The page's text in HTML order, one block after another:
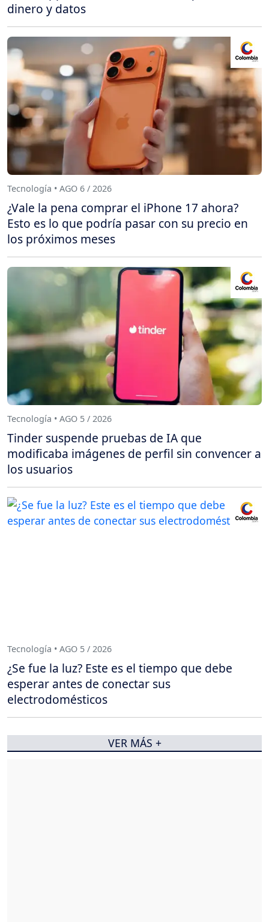
dinero y datos
Tecnología • AGO 6 / 2026
¿Vale la pena comprar el iPhone 17 ahora?
Esto es lo que podría pasar con su precio en
los próximos meses
Tecnología • AGO 5 / 2026
Tinder suspende pruebas de IA que
modificaba imágenes de perfil sin convencer a
los usuarios
Tecnología • AGO 5 / 2026
¿Se fue la luz? Este es el tiempo que debe
esperar antes de conectar sus
electrodomésticos
VER MÁS +